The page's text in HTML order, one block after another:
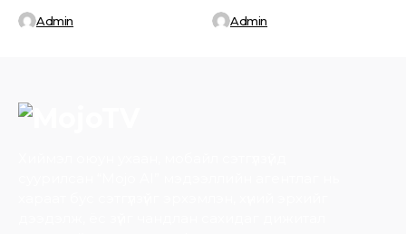
Admin Admin